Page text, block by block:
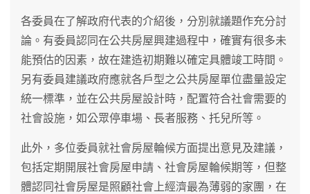
各委員在了解政府代表的介紹後，分別就議題作充分討
論。有委員認同在公共房屋興建過程中，確實有很多未
能預估的因素，故在建造初期難以確定具體竣工時間。
另有委員建議政府應就各戶型之公共房屋單位盡量設定
統一標準，並在公共房屋設計時，配置符合社會需要的
社會設施，如公眾停車場、長者服務、托兒所等。
此外，多位委員就社會房屋輪候方面提出意見及建議，
包括定期開展社會房屋申請、社會房屋輪候期等，但整
體認同社會房屋是照顧社會上經濟最為薄弱的家團，在